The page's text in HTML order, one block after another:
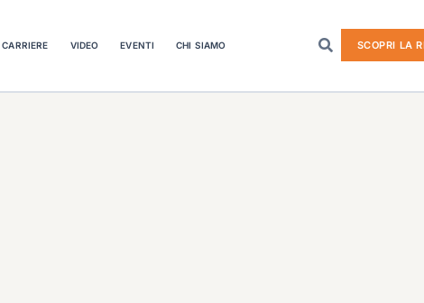
CARRIERE VIDEO EVENTI CHI SIAMO SCOPRI LA